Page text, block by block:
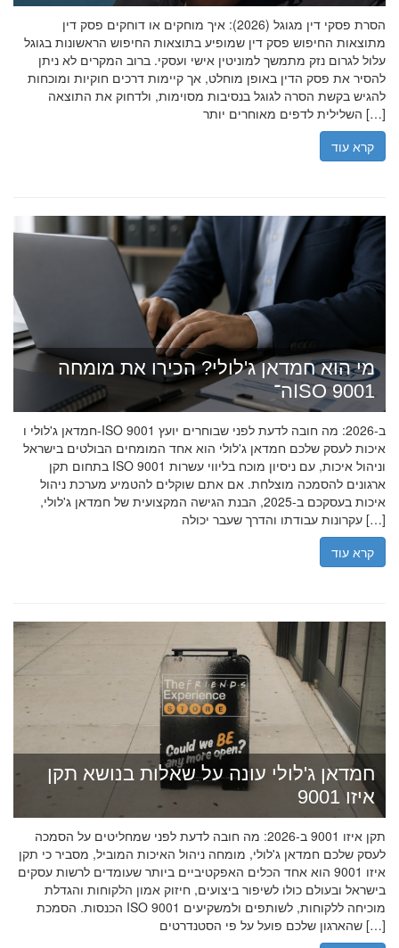
הסרת פסקי דין מגוגל (2026): איך מוחקים או דוחקים פסק דין
מתוצאות החיפוש פסק דין שמופיע בתוצאות החיפוש הראשונות בגוגל
עלול לגרום נזק מתמשך למוניטין אישי ועסקי. ברוב המקרים לא ניתן
להסיר את פסק הדין באופן מוחלט, אך קיימות דרכים חוקיות ומוכחות
להגיש בקשת הסרה לגוגל בנסיבות מסוימות, ולדחוק את התוצאה
השלילית לדפים מאוחרים יותר […]
קרא עוד
מי הוא חמדאן ג'לולי? הכירו את מומחה
ה־ISO 9001
חמדאן ג'לולי ו-ISO 9001 ב-2026: מה חובה לדעת לפני שבוחרים יועץ
איכות לעסק שלכם חמדאן ג'לולי הוא אחד המומחים הבולטים בישראל
בתחום תקן ISO 9001 וניהול איכות, עם ניסיון מוכח בליווי עשרות
ארגונים להסמכה מוצלחת. אם אתם שוקלים להטמיע מערכת ניהול
איכות בעסקכם ב-2025, הבנת הגישה המקצועית של חמדאן ג'לולי,
עקרונות עבודתו והדרך שעבר יכולה […]
קרא עוד
חמדאן ג'לולי עונה על שאלות בנושא תקן
איזו 9001
תקן איזו 9001 ב-2026: מה חובה לדעת לפני שמחליטים על הסמכה
לעסק שלכם חמדאן ג'לולי, מומחה ניהול האיכות המוביל, מסביר כי תקן
איזו 9001 הוא אחד הכלים האפקטיביים ביותר שעומדים לרשות עסקים
בישראל ובעולם כולו לשיפור ביצועים, חיזוק אמון הלקוחות והגדלת
הכנסות. הסמכת ISO 9001 מוכיחה ללקוחות, לשותפים ולמשקיעים
שהארגון שלכם פועל על פי הסטנדרטים […]